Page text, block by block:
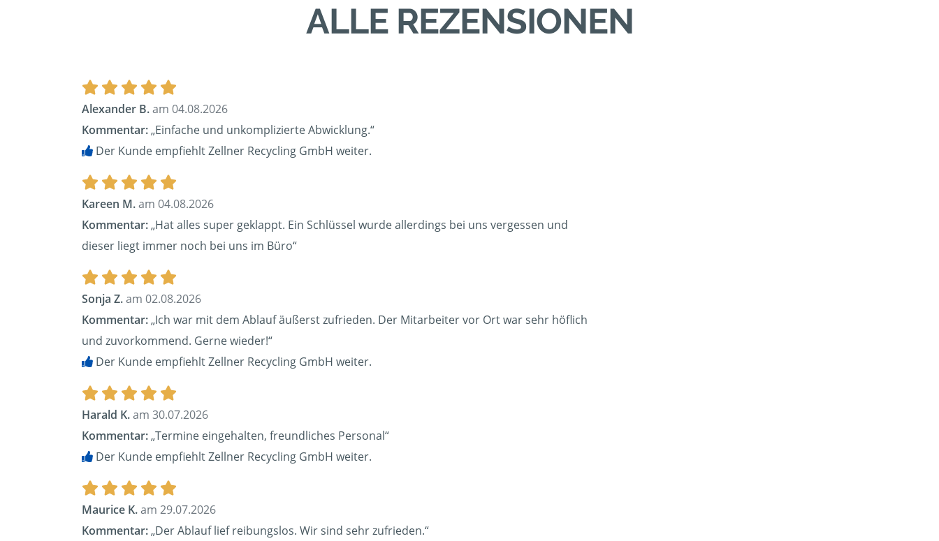
ALLE REZENSIONEN
Alexander B.am 04.08.2026
Kommentar:„Einfache und unkomplizierte Abwicklung.“
Der Kunde empfiehlt Zellner Recycling GmbH weiter.
Kareen M.am 04.08.2026
Kommentar:„Hat alles super geklappt. Ein Schlüssel wurde allerdings bei uns vergessen und
dieser liegt immer noch bei uns im Büro“
Sonja Z.am 02.08.2026
Kommentar:„Ich war mit dem Ablauf äußerst zufrieden. Der Mitarbeiter vor Ort war sehr höflich
und zuvorkommend. Gerne wieder!“
Der Kunde empfiehlt Zellner Recycling GmbH weiter.
Harald K.am 30.07.2026
Kommentar:„Termine eingehalten, freundliches Personal“
Der Kunde empfiehlt Zellner Recycling GmbH weiter.
Maurice K.am 29.07.2026
Kommentar:„Der Ablauf lief reibungslos. Wir sind sehr zufrieden.“